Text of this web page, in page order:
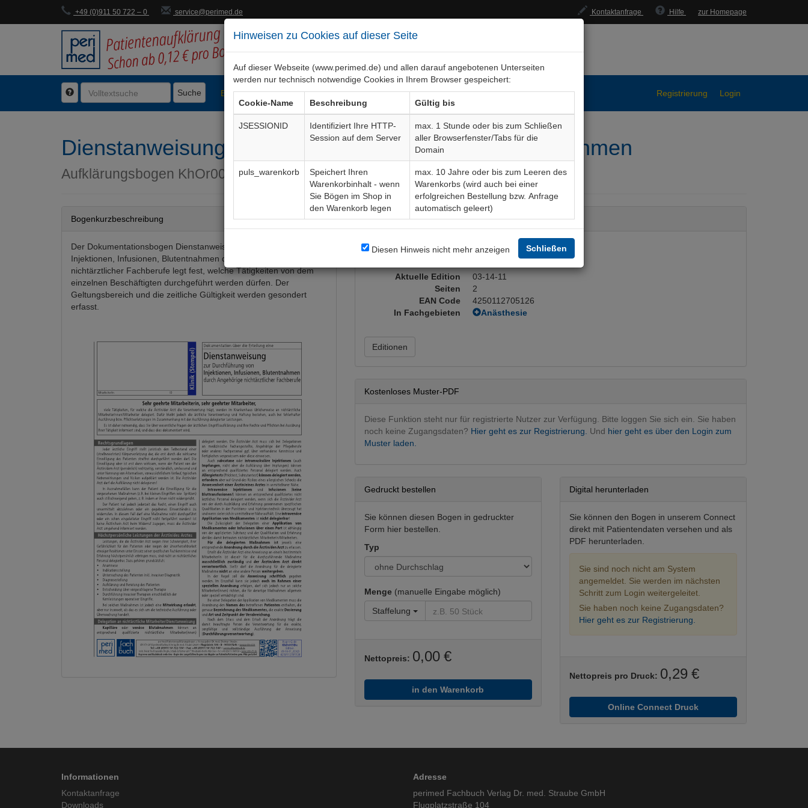
+49 (0)911 50 722 – 0 service@perimed.de Kontaktanfrage Hilfe zur Homepage
Suche BogenFachgebiete Bogen-Gesamtübersicht Registrierung Login
Hinweisen zu Cookies auf dieser Seite
Auf dieser Webseite (www.perimed.de) und allen darauf angebotenen Unterseiten
werden nur technisch notwendige Cookies in Ihrem Browser gespeichert:
Cookie-Name Beschreibung
Gültig bis
JSESSIONID
Identifiziert Ihre HTTP-
Session auf dem Server
max. 1 Stunde oder bis zum Schließen
aller Browserfenster/Tabs für die
Domain
puls_warenkorb
Speichert Ihren
Warenkorbinhalt - wenn
Sie Bögen im Shop in
den Warenkorb legen
max. 10 Jahre oder bis zum Leeren des
Warenkorbs (wird auch bei einer
erfolgreichen Bestellung bzw. Anfrage
automatisch geleert)
Diesen Hinweis nicht mehr anzeigen Schließen
Dienstanweisung zu Injektionen, Infusionen, Blutentnahmen
Aufklärungsbogen KhOr003De
Bogenkurzbeschreibung
Der Dokumentationsbogen Dienstanweisung zur Durchführung von
Injektionen, Infusionen, Blutentnahmen durch Angehörige
nichtärztlicher Fachberufe legt fest, welche Tätigkeiten von dem
einzelnen Beschäftigten durchgeführt werden dürfen. Der
Geltungsbereich und die zeitliche Gültigkeit werden gesondert
erfasst.
Bogendetails
Sprache
Aktuelle Edition
03-14-11
Seiten
2
EAN Code
4250112705126
In Fachgebieten
Anästhesie
Frauenheilkunde
Geburtshilfe
MKG operativ
Ophthalmologie
Ophthalmologie konservativ
Krankenhausorganisation und −dokumentation
Orthopädie, Traumatologie
Radiologie
Editionen
Kostenloses Muster-PDF
Diese Funktion steht nur für registrierte Nutzer zur Verfügung. Bitte loggen Sie sich ein. Sie haben
noch keine Zugangsdaten? Hier geht es zur Registrierung. Und hier geht es über den Login zum
Muster laden.
Gedruckt bestellen
Sie können diesen Bogen in gedruckter
Form hier bestellen.
Typ
Menge (manuelle Eingabe möglich)
Staffelung
Nettopreis: 0,00 €
in den Warenkorb
Digital herunterladen
Sie können den Bogen in unserem Connect
direkt mit Patientendaten versehen und als
PDF herunterladen.
Sie sind noch nicht am System
angemeldet. Sie werden im nächsten
Schritt zum Login weitergeleitet.
Sie haben noch keine Zugangsdaten?
Hier geht es zur Registrierung.
Nettopreis pro Druck: 0,29 €
Online Connect Druck
Informationen
Kontaktanfrage
Downloads
Adresse
perimed Fachbuch Verlag Dr. med. Straube GmbH
Flugplatzstraße 104